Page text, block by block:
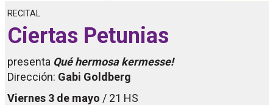
RECITAL
Ciertas Petunias
presenta Qué hermosa kermesse!
Dirección: Gabi Goldberg
Viernes 3 de mayo / 21 HS